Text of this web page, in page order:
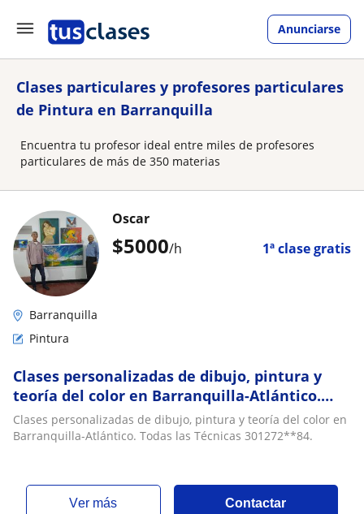
Anunciarse
Clases particulares y profesores particulares
de Pintura en Barranquilla
Encuentra tu profesor ideal entre miles de profesores
particulares de más de 350 materias
$5000/h 1ª clase gratis
Oscar
Barranquilla
Pintura
Clases personalizadas de dibujo, pintura y
teoría del color en Barranquilla-Atlántico.
Todas las Técnicas
Clases personalizadas de dibujo, pintura y teoría del color en
Barranquilla-Atlántico. Todas las Técnicas 301272**84.
ver más Contactar